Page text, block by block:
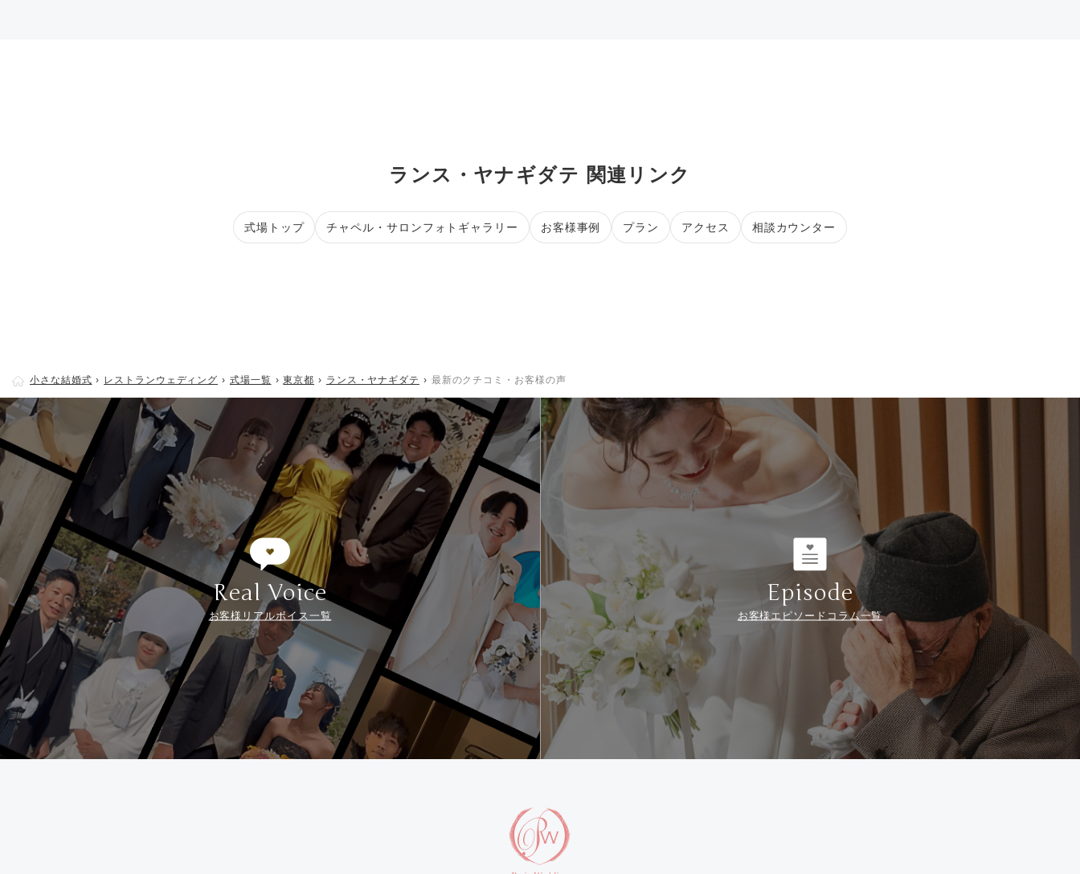
ランス・ヤナギダテ 関連リンク
式場トップ チャペル・サロンフォトギャラリー お客様事例 プラン アクセス 相談カウンター
小さな結婚式 レストランウェディング 式場一覧 東京都 ランス・ヤナギダテ 最新のクチコミ・お客様の声
Real Voice
お客様リアルボイス一覧
Episode
お客様エピソードコラム一覧